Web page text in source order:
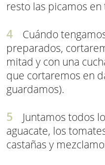
resto las picamos en
Cuándo
preparados,
mitad y con una
que cortaremos en
guardamos).
Juntamos todos
aguacate, los
castañas y